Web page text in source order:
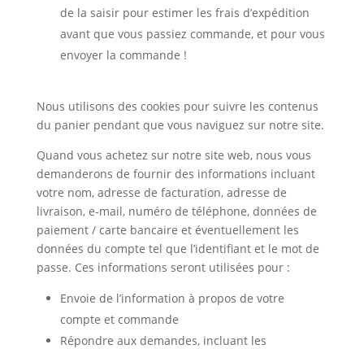
de la saisir pour estimer les frais d’expédition
avant que vous passiez commande, et pour vous
envoyer la commande !
Nous utilisons des cookies pour suivre les contenus
du panier pendant que vous naviguez sur notre site.
Quand vous achetez sur notre site web, nous vous
demanderons de fournir des informations incluant
votre nom, adresse de facturation, adresse de
livraison, e-mail, numéro de téléphone, données de
paiement / carte bancaire et éventuellement les
données du compte tel que l’identifiant et le mot de
passe. Ces informations seront utilisées pour :
Envoie de l’information à propos de votre
compte et commande
Répondre aux demandes, incluant les